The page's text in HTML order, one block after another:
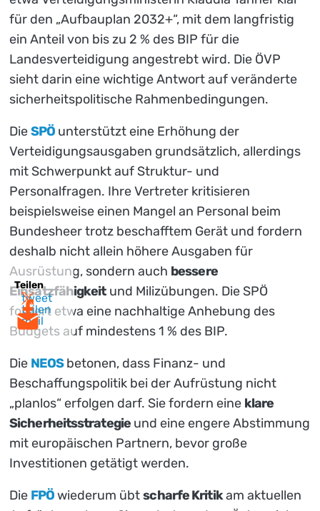
Teilen
tweet
teilen
mail
für den „Aufbauplan 2032+“, mit dem langfristig
ein Anteil von bis zu 2 % des BIP für die
Landesverteidigung angestrebt wird. Die ÖVP
sieht darin eine wichtige Antwort auf veränderte
sicherheitspolitische Rahmenbedingungen.
DieSPÖ unterstützt eine Erhöhung der
Verteidigungsausgaben grundsätzlich, allerdings
mit Schwerpunkt auf Struktur- und
Personalfragen. Ihre Vertreter kritisieren
beispielsweise einen Mangel an Personal beim
Bundesheer trotz beschafftem Gerät und fordern
deshalb nicht allein höhere Ausgaben für
Ausrüstung, sondern auch bessere
Einsatzfähigkeitund Milizübungen. Die SPÖ
fordert etwa eine nachhaltige Anhebung des
Budgets auf mindestens 1 % des BIP.
Die NEOSbetonen, dass Finanz- und
Beschaffungspolitik bei der Aufrüstung nicht
„planlos“ erfolgen darf. Sie fordern eine klare
Sicherheitsstrategie und eine engere Abstimmung
mit europäischen Partnern, bevor große
Investitionen getätigt werden.
Die FPÖwiederum übtscharfe Kritikam aktuellen